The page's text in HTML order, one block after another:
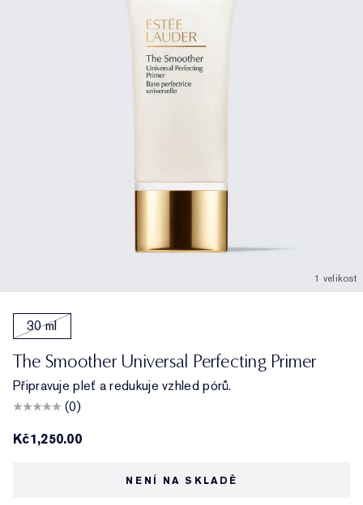
1 velikost
30 ml
The Smoother Universal Perfecting Primer
Připravuje pleť a redukuje vzhled pórů.
(0)
Kč1,250.00
NENÍ NA SKLADĚ